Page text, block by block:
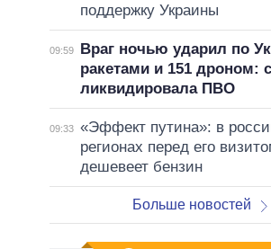
поддержку Украины
09:59
Враг ночью ударил по
ракетами и 151 дроном:
ликвидировала ПВО
09:33 «Эффект путина»: в
регионах перед его
дешевеет бензин
Больше новостей